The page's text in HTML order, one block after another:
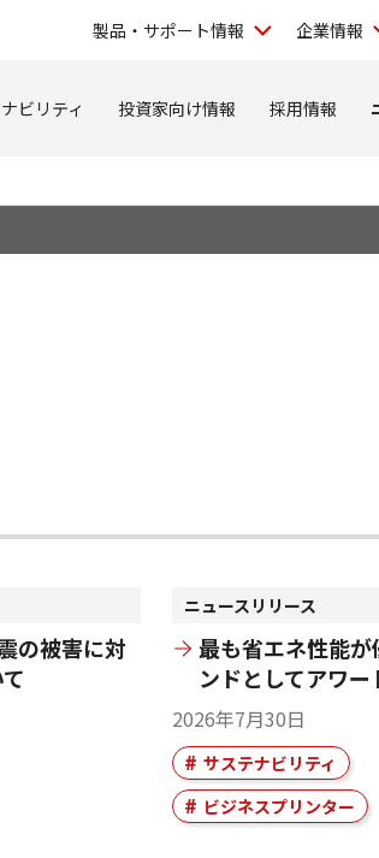
製品・サポート情報 企業情報
ビリティ 投資家向け情報 採用情報
の被害に対
ニュースリリース
最も省エネ性能が
ンドとしてアワー
2026年7月30日
サステナビリティ
ビジネスプリンター